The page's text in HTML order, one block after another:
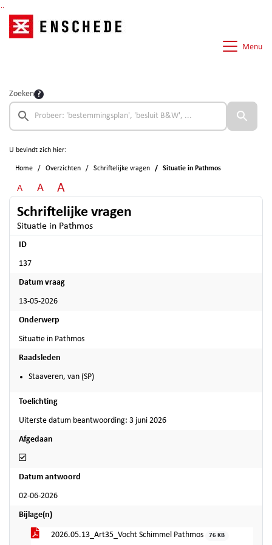
Menu
Zoeken
U bevindt zich hier:
Home Overzichten Schriftelijke vragen Situatie in Pathmos
A A A
Schriftelijke vragen
Situatie in Pathmos
ID
137
Datum vraag
13-05-2026
Onderwerp
Situatie in Pathmos
Raadsleden
Staaveren, van (SP)
Toelichting
Uiterste datum beantwoording: 3 juni 2026
Afgedaan
Datum antwoord
02-06-2026
Bijlage(n)
2026.05.13_Art35_Vocht Schimmel Pathmos 76 KB